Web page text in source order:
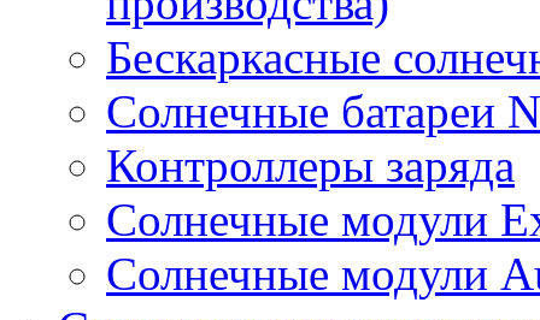
Бескаркасные
Солнечные батареи
Контроллеры заряда
Солнечные модули
Солнечные модули